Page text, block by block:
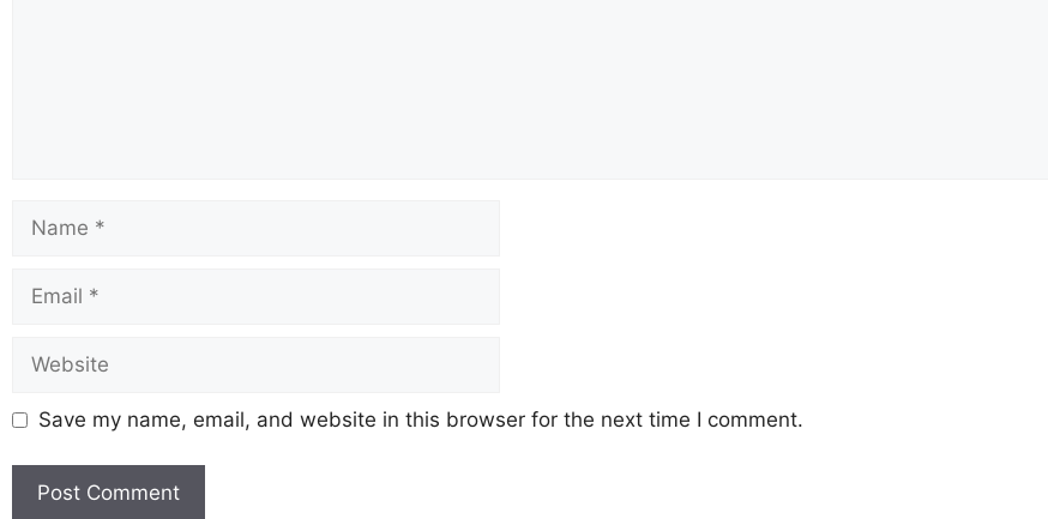
Save my name, email, and website in this browser for the next time I comment.